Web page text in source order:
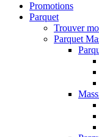
Promotions
Parquet
Trouver
Parquet